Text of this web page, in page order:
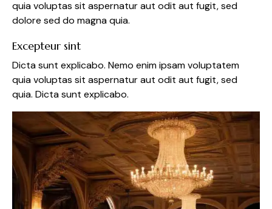
quia voluptas sit aspernatur aut odit aut fugit, sed
dolore sed do magna quia.
Excepteur sint
Dicta sunt explicabo. Nemo enim ipsam voluptatem
quia voluptas sit aspernatur aut odit aut fugit, sed
quia. Dicta sunt explicabo.